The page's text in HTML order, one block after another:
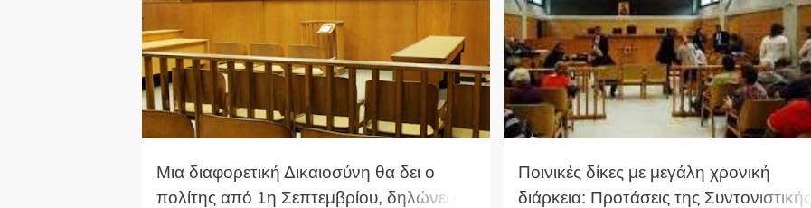
ν
α
ρ
τ
ή
Μια διαφορετική Δικαιοσύνη θα δει ο
πολίτης από 1η Σεπτεμβρίου, δηλώνει ο
ΑΠΟΝΟΜΉ ΔΙΚΑΙΟΣΎΝΗΣ ΔΙΚΑΙΟΣΎΝΗ +
Ποινικές δίκες με μεγάλη χρονική
διάρκεια: Προτάσεις της Συντονιστικής
ΑΛΕΞΑΝΔΡΉΣ ΑΠΟΝΟΜΉ ΔΙΚΑΙΟΣΎΝΗΣ
ΠΟΙΝΙΚΉ ΔΊΚΗ ΠΡΟΤΆΣΕΙΣ
ΣΥΝΤΟΝΙΣΤΙΚΉ ΕΠΙΤΡΟΠΉ